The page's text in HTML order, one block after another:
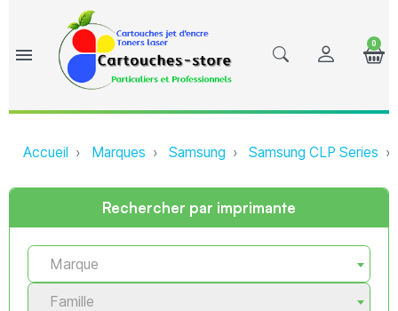
menu
0
Accueil Marques Samsung Samsung CLP Series
Rechercher par imprimante
Marque
Famille